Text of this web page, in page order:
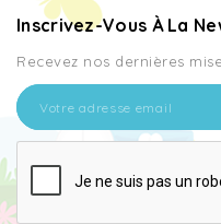
Inscrivez-Vous À La
Recevez nos dernières